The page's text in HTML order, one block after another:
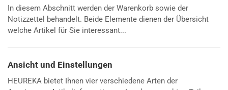
In diesem Abschnitt werden der Warenkorb sowie der
Notizzettel behandelt. Beide Elemente dienen der Übersicht
welche Artikel für Sie interessant...
Ansicht und Einstellungen
HEUREKA bietet Ihnen vier verschiedene Arten der